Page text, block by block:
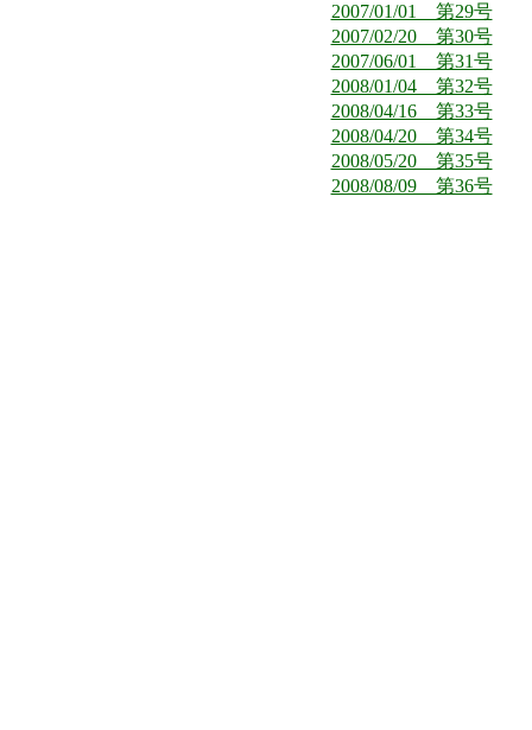
2007/01/01 第29号
2007/02/20 第30号
2007/06/01 第31号
2008/01/04 第32号
2008/04/16 第33号
2008/04/20 第34号
2008/05/20 第35号
2008/08/09 第36号